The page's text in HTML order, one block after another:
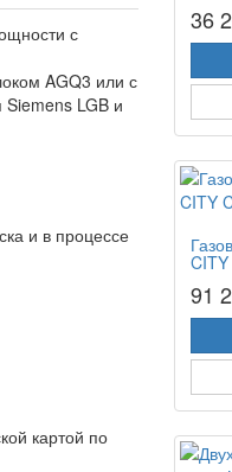
с
AGQ3 или с
LGB и
и в процессе
картой по
36
91